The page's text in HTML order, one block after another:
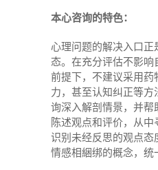
本心咨询的特色：
心理问题的解决入口
态。在充分评估不影
前提下，不建议采用药
力，甚至认知纠正等
询深入解剖情景，并帮
陈述观点和评价，从中
识别未经反思的观点
情感相綑绑的概念，统